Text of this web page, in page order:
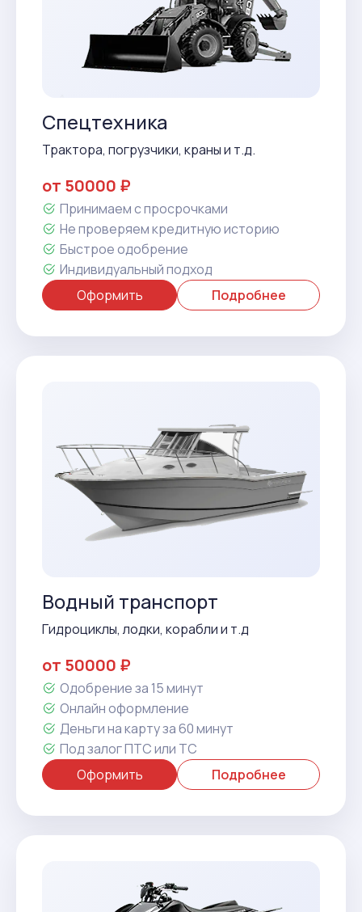
Спецтехника
Трактора, погрузчики, краны и т.д.
от 50000 ₽
Принимаем с просрочками
Не проверяем кредитную историю
Быстрое одобрение
Индивидуальный подход
Оформить
Подробнее
Водный транспорт
Гидроциклы, лодки, корабли и т.д
от 50000 ₽
Одобрение за 15 минут
Онлайн оформление
Деньги на карту за 60 минут
Под залог ПТС или ТС
Оформить
Подробнее